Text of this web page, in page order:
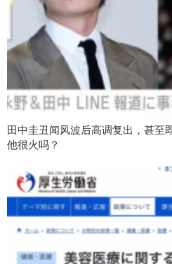
田中圭丑闻风波后高调复出，甚至
他很火吗？